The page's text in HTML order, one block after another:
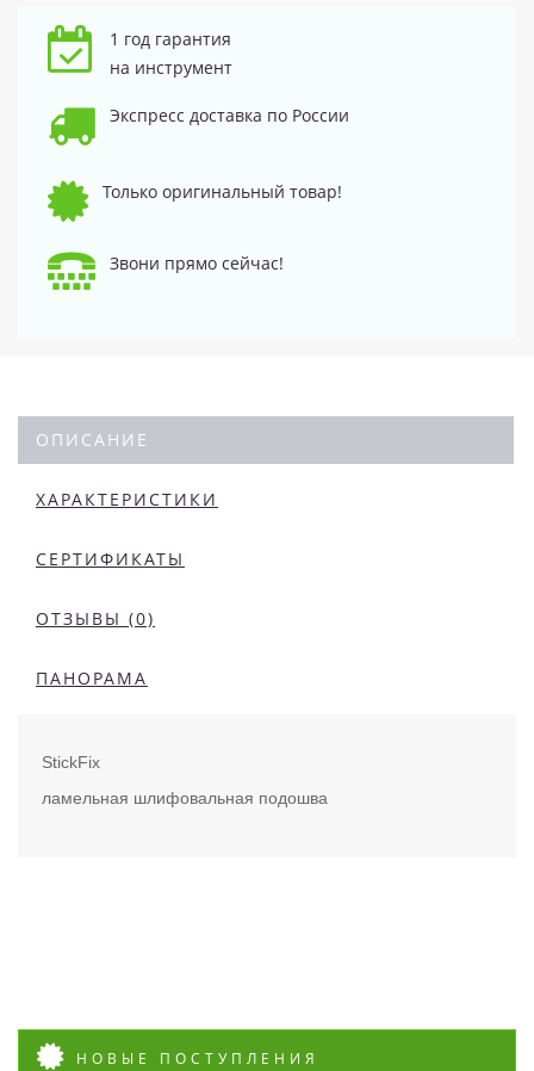
1 год гарантия
на инструмент
Экспресс доставка по России
Только оригинальный товар!
Звони прямо сейчас!
ОПИСАНИЕ
ХАРАКТЕРИСТИКИ
СЕРТИФИКАТЫ
ОТЗЫВЫ (0)
ПАНОРАМА
StickFix
ламельная шлифовальная подошва
НОВЫЕ ПОСТУПЛЕНИЯ